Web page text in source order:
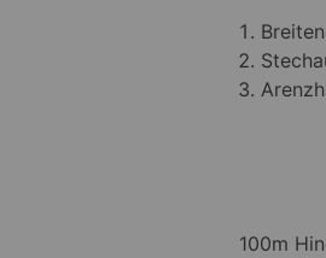
100m